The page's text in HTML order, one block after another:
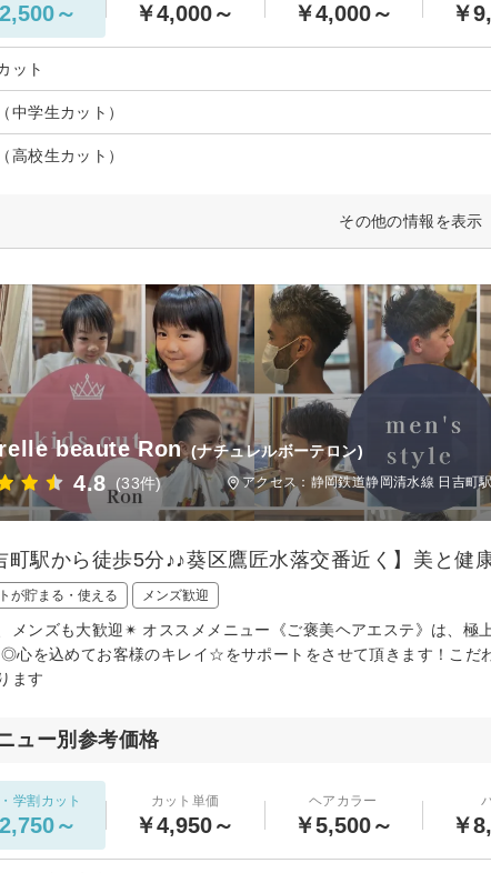
～ ￥4,000～ ￥4,000～ ￥
ット
中学生カット）
高校生カット）
その他の情報を表示
beaute Ron (ナチュレルボーテロン)
4.8 (33件) アクセス：静岡鉄道静岡清水線 日吉町
町駅から徒歩5分♪♪葵区鷹匠水落交番近く】美と
が貯まる・使える メンズ歓迎
メンズも大歓迎✴︎ オススメメニュー《ご褒美ヘアエステ》は、
を込めてお客様のキレイ☆をサポートをさせて頂きます！こだ
ます
ュー別参考価格
学割カット
～
カット単価
￥4,950～
ヘアカラー
￥5,500～ ￥